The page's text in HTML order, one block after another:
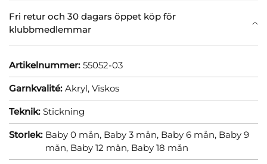
Fri retur och 30 dagars öppet köp för
klubbmedlemmar
Artikelnummer: 55052-03
Garnkvalité: Akryl, Viskos
Teknik: Stickning
Storlek: Baby 0 mån, Baby 3 mån, Baby 6 mån, Baby 9
mån, Baby 12 mån, Baby 18 mån